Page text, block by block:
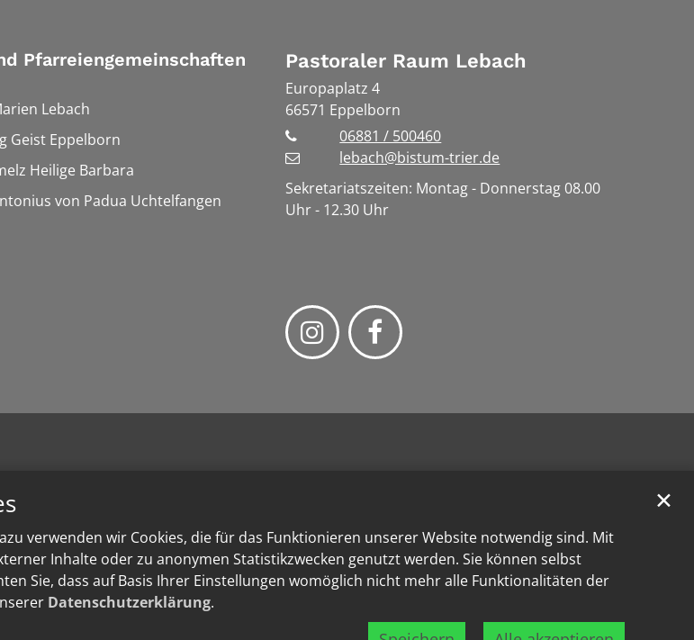
verwenden wir Cookies, die für das Funktionieren unserer Website notwendig sind. Mit
Inhalte oder zu anonymen Statistikzwecken genutzt werden. Sie können selbst
Sie, dass auf Basis Ihrer Einstellungen womöglich nicht mehr alle Funktionalitäten der
Datenschutzerklärung.
✕
Pfarreiengemeinschaften
Lebach
Geist Eppelborn
Heilige Barbara
von Padua Uchtelfangen
Pastoraler Raum Lebach
Europaplatz 4
66571 Eppelborn
06881 / 500460
lebach@bistum-trier.de
Sekretariatszeiten: Montag - Donnerstag 08.00
Uhr - 12.30 Uhr